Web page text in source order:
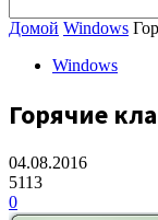
Домой Windows
Windows
Горячие
04.08.2016
5113
0